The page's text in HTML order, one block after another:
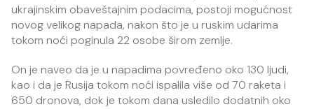
ukrajinskim obaveštajnim podacima, postoji mogućnost
novog velikog napada, nakon što je u ruskim udarima
tokom noći poginula 22 osobe širom zemlje.
On je naveo da je u napadima povređeno oko 130 ljudi,
kao i da je Rusija tokom noći ispalila više od 70 raketa i
650 dronova, dok je tokom dana usledilo dodatnih oko